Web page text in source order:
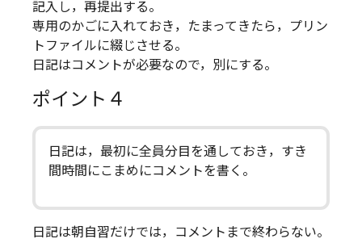
記入し，再提出する。
専用のかごに入れておき，たまってきたら，プリン
トファイルに綴じさせる。
日記はコメントが必要なので，別にする。
ポイント４
日記は，最初に全員分目を通しておき，すき
間時間にこまめにコメントを書く。
日記は朝自習だけでは，コメントまで終わらない。